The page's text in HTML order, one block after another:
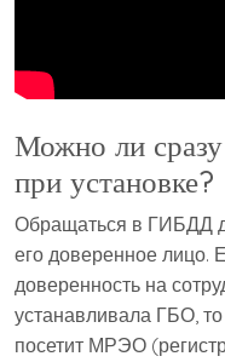
Можно ли сразу
при установке?
Обращаться в ГИБДД
его доверенное лицо.
доверенность на
устанавливала ГБО,
посетит МРЭО